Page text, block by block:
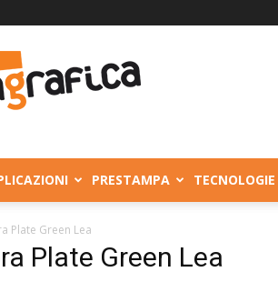
PRESTAMPA TECNOLOGIE
Plate Green Lea
Plate Green Lea